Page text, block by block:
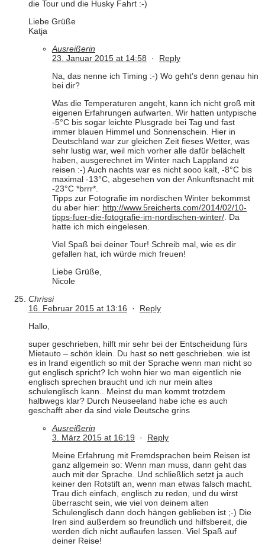
die Tour und die Husky Fahrt :-)
Liebe Grüße
Katja
Ausreißerin
23. Januar 2015 at 14:58 · Reply
Na, das nenne ich Timing :-) Wo geht’s denn genau hin
bei dir?
Was die Temperaturen angeht, kann ich nicht groß mit
eigenen Erfahrungen aufwarten. Wir hatten untypische
-5°C bis sogar leichte Plusgrade bei Tag und fast
immer blauen Himmel und Sonnenschein. Hier in
Deutschland war zur gleichen Zeit fieses Wetter, was
sehr lustig war, weil mich vorher alle dafür belächelt
haben, ausgerechnet im Winter nach Lappland zu
reisen :-) Auch nachts war es nicht sooo kalt, -8°C bis
maximal -13°C, abgesehen von der Ankunftsnacht mit
-23°C *brrr*.
Tipps zur Fotografie im nordischen Winter bekommst
du aber hier: http://www.5reicherts.com/2014/02/10-
tipps-fuer-die-fotografie-im-nordischen-winter/ . Da
hatte ich mich eingelesen.
Viel Spaß bei deiner Tour! Schreib mal, wie es dir
gefallen hat, ich würde mich freuen!
Liebe Grüße,
Nicole
Chrissi
16. Februar 2015 at 13:16 · Reply
Hallo,
super geschrieben, hilft mir sehr bei der Entscheidung fürs
Mietauto – schön klein. Du hast so nett geschrieben. wie ist
es in Irand eigentlich so mit der Sprache wenn man nicht so
gut englisch spricht? Ich wohn hier wo man eigentlich nie
englisch sprechen braucht und ich nur mein altes
schulenglisch kann.. Meinst du man kommt trotzdem
halbwegs klar? Durch Neuseeland habe iche es auch
geschafft aber da sind viele Deutsche grins
Ausreißerin
3. März 2015 at 16:19 · Reply
Meine Erfahrung mit Fremdsprachen beim Reisen ist
ganz allgemein so: Wenn man muss, dann geht das
auch mit der Sprache. Und schließlich setzt ja auch
keiner den Rotstift an, wenn man etwas falsch macht.
Trau dich einfach, englisch zu reden, und du wirst
überrascht sein, wie viel von deinem alten
Schulenglisch dann doch hängen geblieben ist ;-) Die
Iren sind außerdem so freundlich und hilfsbereit, die
werden dich nicht auflaufen lassen. Viel Spaß auf
deiner Reise!